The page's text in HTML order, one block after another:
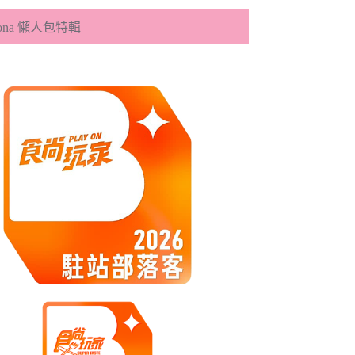
懶人包特輯